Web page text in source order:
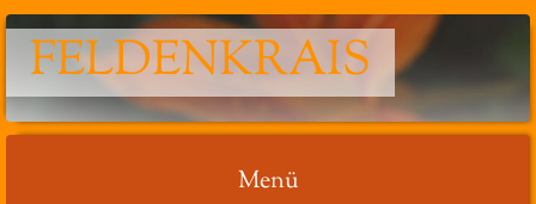
FELDENKRAIS
Menü